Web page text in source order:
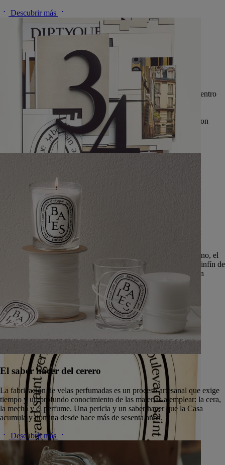
Descubrir más
34 boulevard Saint-Germain – Paris 5e
Cuna histórica de Diptyque, situada en el corazón del barrio latino, el
34 Boulevard Saint-Germain es una dirección marcada por un sinfín de
historias y un aliento de fantasía. Es el espacio de la imaginación
Descubrir más
Saber hacer
Siempre guiado por su saber hacer, Diptyque promueve el encuentro
de los hombres y las materias primas a través de las cuales éstos
expresan su sensibilidad y su imaginación. Gestos de artistas y
artesanos que, desde sus orígenes, la Casa ha sabido valorar y con
quienes colabora una y otra vez.
Explorar
El saber hacer del cerero
La fabricación de velas perfumadas es un proceso artesanal que exige
tiempo y un profundo conocimiento de las materias a emplear: la cera,
la mecha y el perfume. Una pericia y un saber hacer que la Casa
acumula y domina desde hace más de sesenta años.
Descubrir más